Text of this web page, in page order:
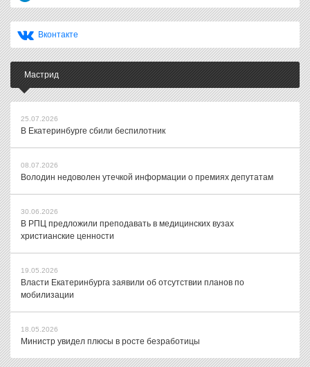
Вконтакте
Мастрид
25.07.2026
В Екатеринбурге сбили беспилотник
08.07.2026
Володин недоволен утечкой информации о премиях депутатам
30.06.2026
В РПЦ предложили преподавать в медицинских вузах
христианские ценности
19.05.2026
Власти Екатеринбурга заявили об отсутствии планов по
мобилизации
18.05.2026
Министр увидел плюсы в росте безработицы